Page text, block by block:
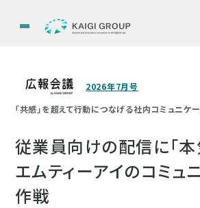
2026年7月号
「共感」を超えて行動につなげる社内コミュニケ
従業員向けの配信に「
エムティーアイのコミュ
作戦